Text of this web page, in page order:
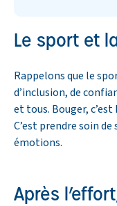
Le sport et
Rappelons que le
d’inclusion, de
et tous. Bouger, c’est
C’est prendre soin
émotions.
Après